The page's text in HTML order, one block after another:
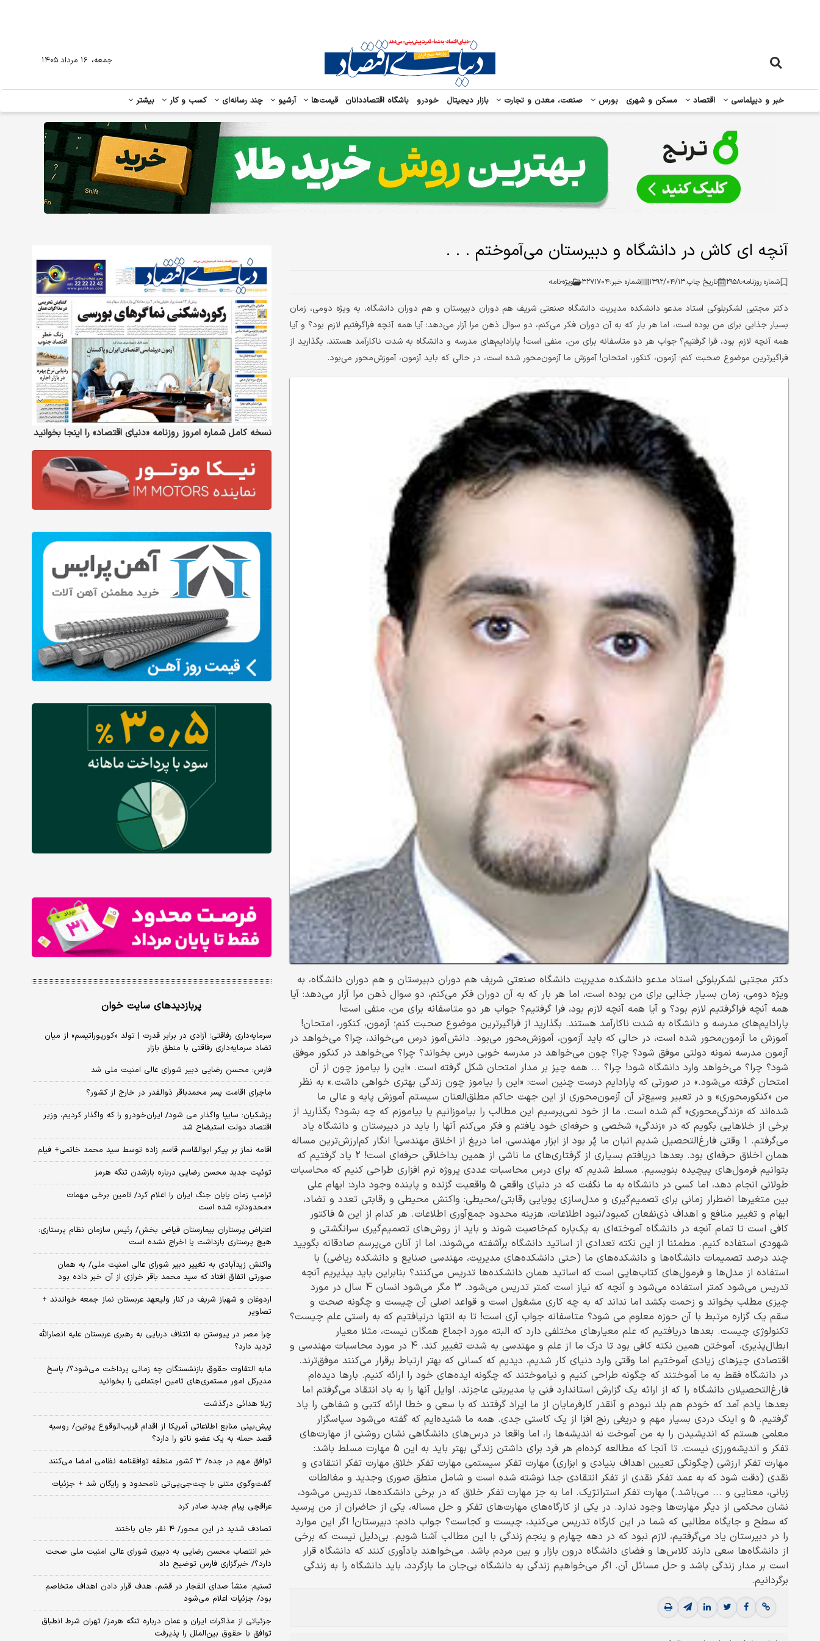
خبر و دیپلماسی اقتصاد مسکن و شهری بورس صنعت، معدن و تجارت بازار دیجیتال خودرو باشگاه اقتصاددانان قیمت‌ها آرشیو چند رسانه‌ای کسب و کار بیشتر
جمعه، ۱۶ مرداد ۱۴۰۵
آنچه ای کاش در دانشگاه و دبیرستان می‌آموختم . . .
شماره روزنامه:۲۹۵۸ تاریخ چاپ:۱۳۹۲/۰۴/۱۳ شماره خبر:۳۲۷۱۷۰۴ ویژه-نامه
دکتر مجتبی لشکربلوکی استاد مدعو دانشکده مدیریت دانشگاه صنعتی شریف هم دوران دبیرستان و هم دوران دانشگاه، به ویژه دومی، زمان
بسیار جذابی برای من بوده است، اما هر بار که به آن دوران فکر می‌کنم، دو سوال ذهن مرا آزار می‌دهد: آیا همه آنچه فراگرفتیم لازم بود؟ و آیا
همه آنچه لازم بود، فرا گرفتیم؟ جواب هر دو متاسفانه برای من، منفی است! پارادایم‌های مدرسه و دانشگاه به شدت ناکارآمد هستند. بگذارید از
فراگیرترین موضوع صحبت کنم؛ آزمون، کنکور، امتحان! آموزش ما آزمون‌محور شده است، در حالی که باید آزمون، آموزش‌محور می‌بود.
دکتر مجتبی لشکربلوکی استاد مدعو دانشکده مدیریت دانشگاه صنعتی شریف هم دوران دبیرستان و هم دوران دانشگاه، به
ویژه دومی، زمان بسیار جذابی برای من بوده است، اما هر بار که به آن دوران فکر می‌کنم، دو سوال ذهن مرا آزار می‌دهد: آیا
همه آنچه فراگرفتیم لازم بود؟ و آیا همه آنچه لازم بود، فرا گرفتیم؟ جواب هر دو متاسفانه برای من، منفی است!
پارادایم‌های مدرسه و دانشگاه به شدت ناکارآمد هستند. بگذارید از فراگیرترین موضوع صحبت کنم؛ آزمون، کنکور، امتحان!
آموزش ما آزمون‌محور شده است، در حالی که باید آزمون، آموزش‌محور می‌بود. دانش‌آموز درس می‌خواند، چرا؟ می‌خواهد در
آزمون مدرسه نمونه دولتی موفق شود؟ چرا؟ چون می‌خواهد در مدرسه خوبی درس بخواند؟ چرا؟ می‌خواهد در کنکور موفق
شود؟ چرا؟ می‌خواهد وارد دانشگاه شود! چرا؟ ... همه چیز بر مدار امتحان شکل گرفته است. «این را بیاموز چون از آن
امتحان گرفته می‌شود.» در صورتی که پارادایم درست چنین است: «این را بیاموز چون زندگی بهتری خواهی داشت.» به نظر
من «کنکورمحوری» و در تعبیر وسیع‌تر آن آزمون‌محوری از این جهت حاکم مطلق‌العنان سیستم آموزش پایه و عالی ما
شده‌اند که «زندگی‌محوری» گم شده است. ما از خود نمی‌پرسیم این مطالب را بیاموزانیم یا بیاموزم که چه بشود؟ بگذارید از
برخی از خلاهایی بگویم که در «زندگی» شخصی و حرفه‌ای خود یافتم و فکر می‌کنم آنها را باید در دبیرستان و دانشگاه یاد
می‌گرفتم. 1 وقتی فارغ‌التحصیل شدیم انبان ما پُر بود از ابزار مهندسی، اما دریغ از اخلاق مهندسی! انگار کم‌ارزش‌ترین مساله
همان اخلاق حرفه‌ای بود. بعدها دریافتم بسیاری از گرفتاری‌های ما ناشی از همین بداخلاقی حرفه‌ای است! 2 یاد گرفتیم که
بتوانیم فرمول‌های پیچیده بنویسیم. مسلط شدیم که برای درس محاسبات عددی پروژه نرم افزاری طراحی کنیم که محاسبات
طولانی انجام دهد، اما کسی در دانشگاه به ما نگفت که در دنیای واقعی 5 واقعیت گزنده و پاینده وجود دارد: ابهام علی
بین متغیرها اضطرار زمانی برای تصمیم‌گیری و مدل‌سازی پویایی رقابتی/محیطی: واکنش محیطی و رقابتی تعدد و تضاد،
ابهام و تغییر منافع و اهداف ذی‌نفعان کمبود/نبود اطلاعات، هزینه محدود جمع‌آوری اطلاعات. هر کدام از این 5 فاکتور
کافی است تا تمام آنچه در دانشگاه آموخته‌ای به یک‌باره کم‌خاصیت شوند و باید از روش‌های تصمیم‌گیری سرانگشتی و
شهودی استفاده کنیم. مطمئنا از این نکته تعدادی از اساتید دانشگاه برآشفته می‌شوند، اما از آنان می‌پرسم صادقانه بگویید
چند درصد تصمیمات دانشگاه‌ها و دانشکده‌های ما (حتی دانشکده‌های مدیریت، مهندسی صنایع و دانشکده ریاضی) با
استفاده از مدل‌ها و فرمول‌های کتاب‌هایی است که اساتید همان دانشکده‌ها تدریس می‌کنند؟ بنابراین باید بپذیریم آنچه
تدریس می‌شود کمتر استفاده می‌شود و آنچه که نیاز است کمتر تدریس می‌شود. 3 مگر می‌شود انسان 4 سال در مورد
چیزی مطلب بخواند و زحمت بکشد اما نداند که به چه کاری مشغول است و قواعد اصلی آن چیست و چگونه صحت و
سقم یک گزاره مرتبط با آن حوزه معلوم می شود؟ متاسفانه جواب آری است! تا به انتها درنیافتیم که به راستی علم چیست؟
تکنولوژی چیست. بعدها دریافتیم که علم معیارهای مختلفی دارد که البته مورد اجماع همگان نیست، مثلا معیار
ابطال‌پذیری. آموختن همین نکته کافی بود تا درک ما از علم و مهندسی به شدت تغییر کند. 4 در مورد محاسبات مهندسی و
اقتصادی چیزهای زیادی آموختیم اما وقتی وارد دنیای کار شدیم، دیدیم که کسانی که بهتر ارتباط برقرار می‌کنند موفق‌ترند.
در دانشگاه فقط به ما آموختند که چگونه طراحی کنیم و نیاموختند که چگونه ایده‌های خود را ارائه کنیم. بارها دیده‌ام
فارغ‌التحصیلان دانشگاه را که از ارائه یک گزارش استاندارد فنی یا مدیریتی عاجزند. اوایل آنها را به باد انتقاد می‌گرفتم اما
بعدها یادم آمد که خودم هم بلد نبودم و آنقدر کارفرمایان از ما ایراد گرفتند که با سعی و خطا ارائه کتبی و شفاهی را یاد
گرفتیم. 5 و اینک دردی بسیار مهم و دریغی رنج افزا از یک کاستی جدی. همه ما شنیده‌ایم که گفته می‌شود سپاسگزار
معلمی هستم که اندیشیدن را به من آموخت نه اندیشه‌ها را، اما واقعا در درس‌های دانشگاهی نشان روشنی از مهارت‌های
تفکر و اندیشه‌ورزی نیست. تا آنجا که مطالعه کرده‌ام هر فرد برای داشتن زندگی بهتر باید به این 5 مهارت مسلط باشد:
مهارت تفکر ارزشی (چگونگی تعیین اهداف بنیادی و ابزاری) مهارت تفکر سیستمی مهارت تفکر خلاق مهارت تفکر انتقادی و
نقدی (دقت شود که به عمد تفکر نقدی از تفکر انتقادی جدا نوشته شده است و شامل منطق صوری وجدید و مغالطات
زبانی، معنایی و ... می‌باشد.) مهارت تفکر استراتژیک. اما به جز مهارت تفکر خلاق که در برخی دانشکده‌ها، تدریس می‌شود،
نشان محکمی از دیگر مهارت‌ها وجود ندارد. در یکی از کارگاه‌های مهارت‌های تفکر و حل مساله، یکی از حاضران از من پرسید
که سطح و جایگاه مطالبی که شما در این کارگاه تدریس می‌کنید، چیست و کجاست؟ جواب دادم: دبیرستان! اگر این موارد
را در دبیرستان یاد می‌گرفتیم، لازم نبود که در دهه چهارم و پنجم زندگی با این مطالب آشنا شویم. بی‌دلیل نیست که برخی
از دانشگاه‌ها سعی دارند کلاس‌ها و فضای دانشگاه درون بازار و بین مردم باشد. می‌خواهند یادآوری کنند که دانشگاه قرار
است بر مدار زندگی باشد و حل مسائل آن. اگر می‌خواهیم زندگی به دانشگاه بی‌جان ما بازگردد، باید دانشگاه را به زندگی
برگردانیم.
نسخه کامل شماره امروز روزنامه «دنیای‌ اقتصاد» را اینجا بخوانید
پربازدیدهای سایت خوان
سرمایه‌داری رفاقتی؛ آزادی در برابر قدرت | تولد «کورپوراتیسم» از میان
تضاد سرمایه‌داری رفاقتی با منطق بازار
فارس: محسن رضایی دبیر شورای عالی امنیت ملی شد
ماجرای اقامت پسر محمدباقر ذوالقدر در خارج از کشور؟
پزشکیان: سایپا واگذار می شود/ ایران‌خودرو را که واگذار کردیم، وزیر
اقتصاد دولت استیضاح شد
اقامه نماز بر پیکر ابوالقاسم قاسم زاده توسط سید محمد خاتمی+ فیلم
توئیت جدید محسن رضایی درباره بازشدن تنگه هرمز
ترامپ زمان پایان جنگ ایران را اعلام کرد/ تامین برخی مهمات
«محدودتر» شده است
اعتراض پرستاران بیمارستان فیاض بخش/ رئیس سازمان نظام پرستاری:
هیچ پرستاری بازداشت یا اخراج نشده است
واکنش زیدآبادی به تغییر دبیر شورای عالی امنیت ملی/ به همان
صورتی اتفاق افتاد که سید محمد باقر خرازی از آن خبر داده بود
اردوغان و شهباز شریف در کنار ولیعهد عربستان نماز جمعه خواندند +
تصاویر
چرا مصر در پیوستن به ائتلاف دریایی به رهبری عربستان علیه انصارالله
تردید دارد؟
مابه التفاوت حقوق بازنشستگان چه زمانی پرداخت می‌شود؟/ پاسخ
مدیرکل امور مستمری‌های تامین اجتماعی را بخوانید
ژیلا هدائی درگذشت
پیش‌بینی منابع اطلاعاتی آمریکا از اقدام قریب‌الوقوع پوتین/ روسیه
قصد حمله به یک عضو ناتو را دارد؟
توافق مهم در جده/ ۳ کشور منطقه توافقنامه نظامی امضا می‌کنند
گفت‌وگوی متنی با چت‌جی‌پی‌تی نامحدود و رایگان شد + جزئیات
عراقچی پیام جدید صادر کرد
تصادف شدید در این محور/ ۴ نفر جان باختند
خبر انتصاب محسن رضایی به دبیری شورای عالی امنیت ملی صحت
دارد؟/ خبرگزاری فارس توضیح داد
تسنیم: منشأ صدای انفجار در قشم، هدف قرار دادن اهداف متخاصم
بود/ جزئیات اعلام می‌شود
جزئیاتی از مذاکرات ایران و عمان درباره تنگه هرمز/ تهران شرط انطباق
توافق با حقوق بین‌الملل را پذیرفت